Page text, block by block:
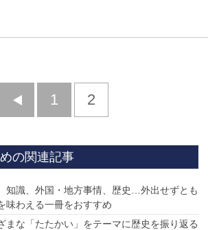
前
1 2
の関連記事
知識、外国・地方事情、歴史…外出せずとも
味わえる一冊をおすすめ
まな「たたかい」をテーマに歴史を振り返る